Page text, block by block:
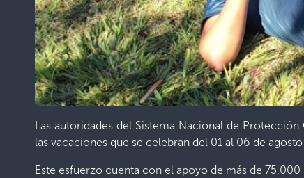
Las autoridades del Sistema Nacional de
las vacaciones que se celebran del 01 al 06 de
Este esfuerzo cuenta con el apoyo de más de